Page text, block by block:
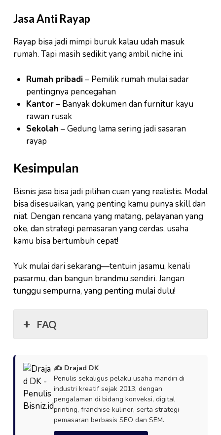
Jasa Anti Rayap
Rayap bisa jadi mimpi buruk kalau udah masuk
rumah. Tapi masih sedikit yang ambil niche ini.
Rumah pribadi– Pemilik rumah mulai sadar
pentingnya pencegahan
Kantor– Banyak dokumen dan furnitur kayu
rawan rusak
Sekolah – Gedung lama sering jadi sasaran
rayap
Kesimpulan
Bisnis jasa bisa jadi pilihan cuan yang realistis. Modal
bisa disesuaikan, yang penting kamu punya skill dan
niat. Dengan rencana yang matang, pelayanan yang
oke, dan strategi pemasaran yang cerdas, usaha
kamu bisa bertumbuh cepat!
Yuk mulai dari sekarang—tentuin jasamu, kenali
pasarmu, dan bangun brandmu sendiri. Jangan
tunggu sempurna, yang penting mulai dulu!
FAQ
✍️ Drajad DK
Penulis sekaligus pelaku usaha mandiri di
industri kreatif sejak 2013, dengan
pengalaman di bidang konveksi, digital
printing, franchise kuliner, serta strategi
pemasaran berbasis SEO dan SEM.